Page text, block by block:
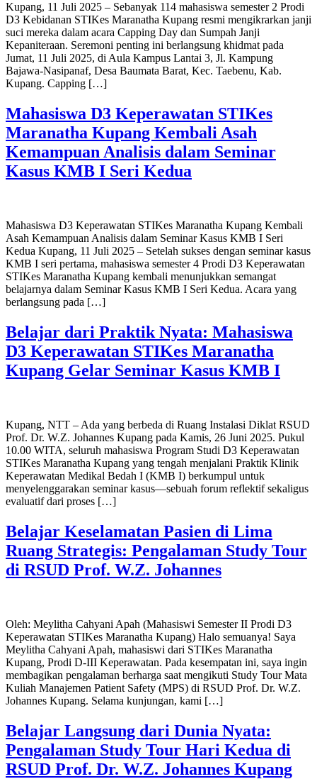
Kupang, 11 Juli 2025 – Sebanyak 114 mahasiswa semester 2 Prodi
D3 Kebidanan STIKes Maranatha Kupang resmi mengikrarkan janji
suci mereka dalam acara Capping Day dan Sumpah Janji
Kepaniteraan. Seremoni penting ini berlangsung khidmat pada
Jumat, 11 Juli 2025, di Aula Kampus Lantai 3, Jl. Kampung
Bajawa-Nasipanaf, Desa Baumata Barat, Kec. Taebenu, Kab.
Kupang. Capping […]
Mahasiswa D3 Keperawatan STIKes
Maranatha Kupang Kembali Asah
Kemampuan Analisis dalam Seminar
Kasus KMB I Seri Kedua
Mahasiswa D3 Keperawatan STIKes Maranatha Kupang Kembali
Asah Kemampuan Analisis dalam Seminar Kasus KMB I Seri
Kedua Kupang, 11 Juli 2025 – Setelah sukses dengan seminar kasus
KMB I seri pertama, mahasiswa semester 4 Prodi D3 Keperawatan
STIKes Maranatha Kupang kembali menunjukkan semangat
belajarnya dalam Seminar Kasus KMB I Seri Kedua. Acara yang
berlangsung pada […]
Belajar dari Praktik Nyata: Mahasiswa
D3 Keperawatan STIKes Maranatha
Kupang Gelar Seminar Kasus KMB I
Kupang, NTT – Ada yang berbeda di Ruang Instalasi Diklat RSUD
Prof. Dr. W.Z. Johannes Kupang pada Kamis, 26 Juni 2025. Pukul
10.00 WITA, seluruh mahasiswa Program Studi D3 Keperawatan
STIKes Maranatha Kupang yang tengah menjalani Praktik Klinik
Keperawatan Medikal Bedah I (KMB I) berkumpul untuk
menyelenggarakan seminar kasus—sebuah forum reflektif sekaligus
evaluatif dari proses […]
Belajar Keselamatan Pasien di Lima
Ruang Strategis: Pengalaman Study Tour
di RSUD Prof. W.Z. Johannes
Oleh: Meylitha Cahyani Apah (Mahasiswi Semester II Prodi D3
Keperawatan STIKes Maranatha Kupang) Halo semuanya! Saya
Meylitha Cahyani Apah, mahasiswi dari STIKes Maranatha
Kupang, Prodi D-III Keperawatan. Pada kesempatan ini, saya ingin
membagikan pengalaman berharga saat mengikuti Study Tour Mata
Kuliah Manajemen Patient Safety (MPS) di RSUD Prof. Dr. W.Z.
Johannes Kupang. Selama kunjungan, kami […]
Belajar Langsung dari Dunia Nyata:
Pengalaman Study Tour Hari Kedua di
RSUD Prof. Dr. W.Z. Johannes Kupang